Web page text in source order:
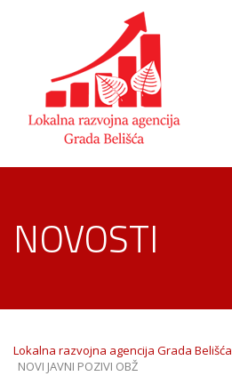
NOVOSTI
Lokalna razvojna agencija Grada Belišća
NOVI JAVNI POZIVI OBŽ